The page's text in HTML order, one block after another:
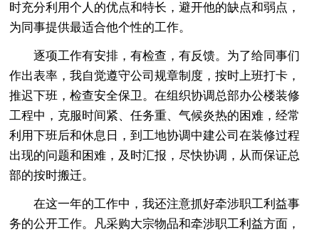
时充分利用个人的优点和特长，避开他的缺点和弱点，
为同事提供最适合他个性的工作。
逐项工作有安排，有检查，有反馈。为了给同事们
作出表率，我自觉遵守公司规章制度，按时上班打卡，
推迟下班，检查安全保卫。在组织协调总部办公楼装修
工程中，克服时间紧、任务重、气候炎热的困难，经常
利用下班后和休息日，到工地协调中建公司在装修过程
出现的问题和困难，及时汇报，尽快协调，从而保证总
部的按时搬迁。
在这一年的工作中，我还注意抓好牵涉职工利益事
务的公开工作。凡采购大宗物品和牵涉职工利益方面，